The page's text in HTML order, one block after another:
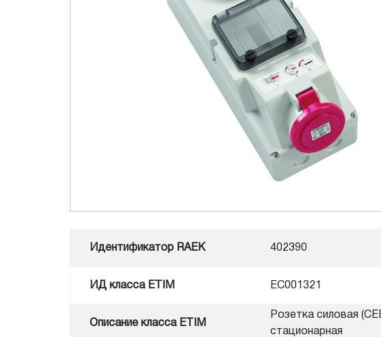
Идентификатор RAEK 402390
ИД класса ETIM EC001321
Описание класса ETIM
Розетка силовая
стационарная